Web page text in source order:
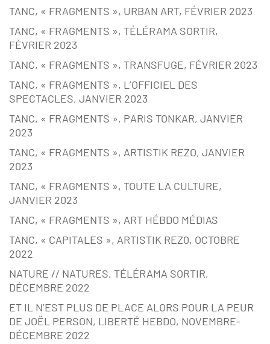
TANC, « FRAGMENTS », URBAN ART, FÉVRIER 2023
TANC, « FRAGMENTS », TÉLÉRAMA SORTIR,
FÉVRIER 2023
TANC, « FRAGMENTS », TRANSFUGE, FÉVRIER 2023
TANC, « FRAGMENTS », L’OFFICIEL DES
SPECTACLES, JANVIER 2023
TANC, « FRAGMENTS », PARIS TONKAR, JANVIER
2023
TANC, « FRAGMENTS », ARTISTIK REZO, JANVIER
2023
TANC, « FRAGMENTS », TOUTE LA CULTURE,
JANVIER 2023
TANC, « FRAGMENTS », ART HÉBDO MÉDIAS
TANC, « CAPITALES », ARTISTIK REZ0, OCTOBRE
2022
NATURE // NATURES, TÉLÉRAMA SORTIR,
DÉCEMBRE 2022
ET IL N’EST PLUS DE PLACE ALORS POUR LA PEUR
DE JOËL PERSON, LIBERTÉ HEBDO, NOVEMBRE-
DÉCEMBRE 2022